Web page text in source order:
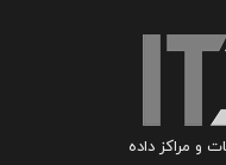
و مراکز داده